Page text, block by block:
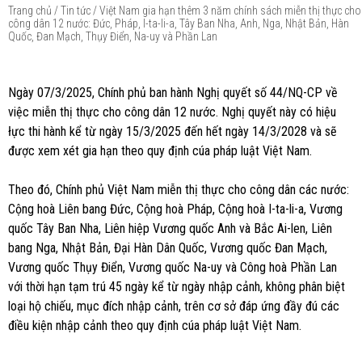
Trang chủ /Tin tức /Việt Nam gia hạn thêm 3 năm chính sách miễn thị thực cho
công dân 12 nước: Đức, Pháp, I-ta-li-a, Tây Ban Nha, Anh, Nga, Nhật Bản, Hàn
Quốc, Đan Mạch, Thụy Điển, Na-uy và Phần Lan
Ngày 07/3/2025, Chính phủ ban hành Nghị quyết số 44/NQ-CP về
việc miễn thị thực cho công dân 12 nước. Nghị quyết này có hiệu
łực thi hành kể từ ngày 15/3/2025 đến hết ngày 14/3/2028 và sẽ
được xem xét gia hạn theo quy định cúa pháp luật Việt Nam.
Theo đó, Chính phủ Việt Nam miễn thị thực cho công dân các nước:
Cộng hoà Liên bang Đức, Cộng hoà Pháp, Cộng hoà I-ta-li-a, Vương
quốc Tây Ban Nha, Liên hiệp Vương quốc Anh và Bắc Ai-len, Liên
bang Nga, Nhật Bản, Đại Hàn Dân Quốc, Vương quốc Đan Mạch,
Vương quốc Thụy Điển, Vương quốc Na-uy và Công hoà Phần Lan
với thời hạn tạm trú 45 ngày kể từ ngày nhập cảnh, không phân biệt
loại hộ chiếu, mục đích nhập cảnh, trên cơ sở đáp ứng đầy đú các
điều kiện nhập cảnh theo quy định cúa pháp luật Việt Nam.